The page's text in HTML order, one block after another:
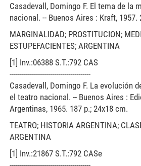
Casadevall, Domingo F. El tema de la
nacional. -- Buenos Aires : Kraft, 1957.
MARGINALIDAD; PROSTITUCION;
ESTUPEFACIENTES; ARGENTINA
[1] Inv.:06388 S.T.:792 CAS
----------------------------------------
Casadevall, Domingo F. La evolución
el teatro nacional. -- Buenos Aires :
Argentinas, 1965. 187 p.; 24x18 cm.
TEATRO; HISTORIA ARGENTINA;
ARGENTINA
[1] Inv.:21867 S.T.:792 CASe